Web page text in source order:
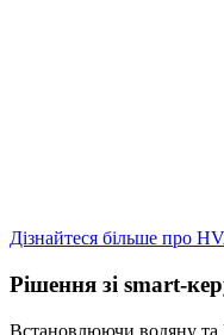
Дізнайтеся більше про
Рішення зі smart-
Встановлюючи водяну та